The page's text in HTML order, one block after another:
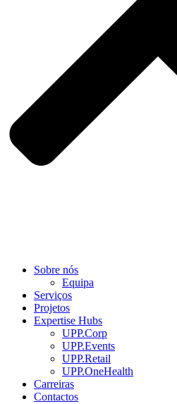
Sobre nós
Equipa
Serviços
Projetos
Expertise Hubs
UPP.Corp
UPP.Events
UPP.Retail
UPP.OneHealth
Carreiras
Contactos